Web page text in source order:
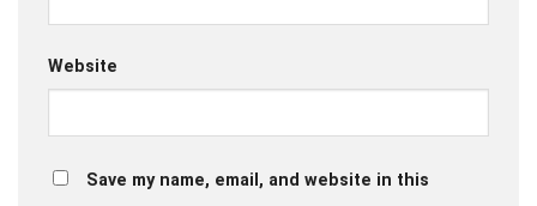
Website
Save my name, email, and website in this